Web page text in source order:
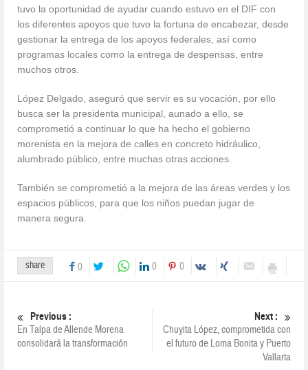
tuvo la oportunidad de ayudar cuando estuvo en el DIF con
los diferentes apoyos que tuvo la fortuna de encabezar, desde
gestionar la entrega de los apoyos federales, así como
programas locales como la entrega de despensas, entre
muchos otros.
López Delgado, aseguró que servir es su vocación, por ello
busca ser la presidenta municipal, aunado a ello, se
comprometió a continuar lo que ha hecho el gobierno
morenista en la mejora de calles en concreto hidráulico,
alumbrado público, entre muchas otras acciones.
También se comprometió a la mejora de las áreas verdes y los
espacios públicos, para que los niños puedan jugar de
manera segura.
share 0 0 0
Previous :
En Talpa de Allende Morena
consolidará la transformación
Next :
Chuyita López, comprometida con
el futuro de Loma Bonita y Puerto
Vallarta